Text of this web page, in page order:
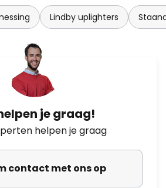
Lindby uplighters
je graag!
helpen je graag
contact met ons op